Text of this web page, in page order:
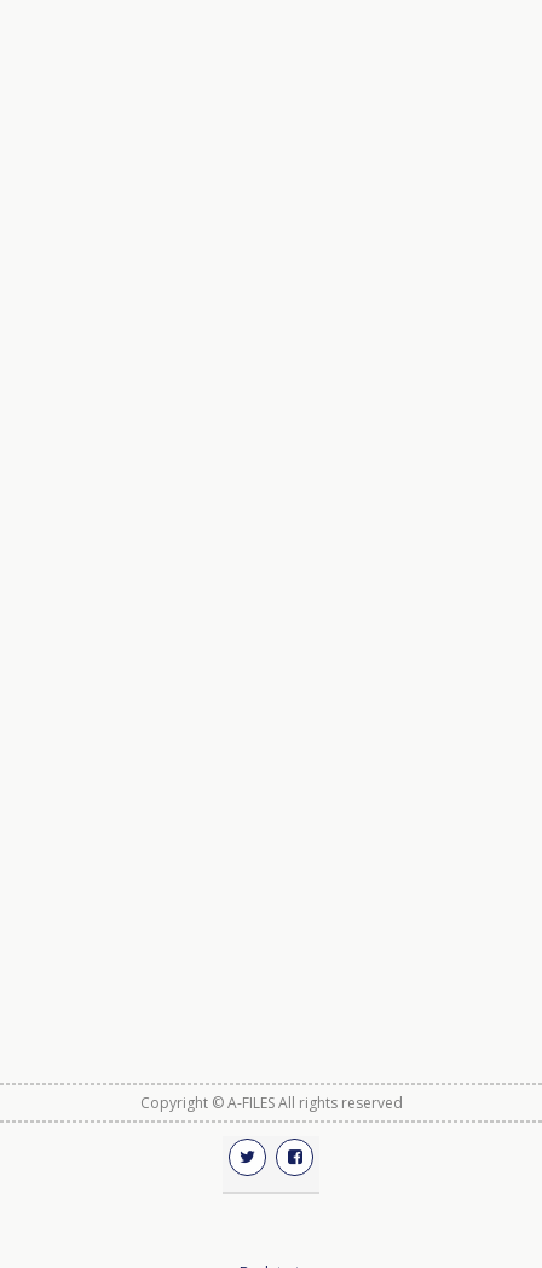
Copyright © A-FILES All rights reserved